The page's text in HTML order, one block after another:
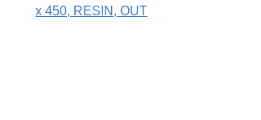
х 450, RESIN, OUT